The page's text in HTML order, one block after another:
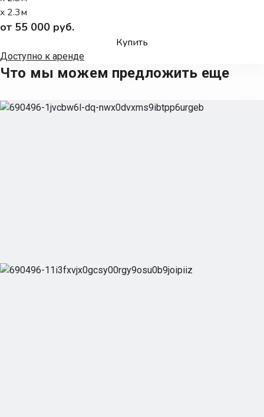
x 2.3м
от 55 000 руб.
Купить
Доступно к аренде
Что мы можем предложить еще